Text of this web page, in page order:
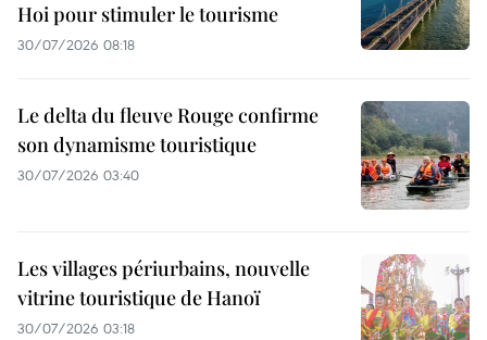
Hoi pour stimuler le tourisme
30/07/2026 08:18
Le delta du fleuve Rouge confirme
son dynamisme touristique
30/07/2026 03:40
Les villages périurbains, nouvelle
vitrine touristique de Hanoï
30/07/2026 03:18